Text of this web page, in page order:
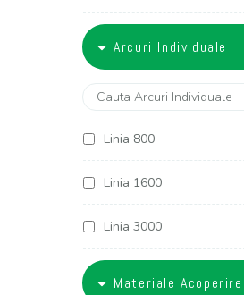
Arcuri Individuale
Linia 800
Linia 1600
Linia 3000
Materiale Acoperire